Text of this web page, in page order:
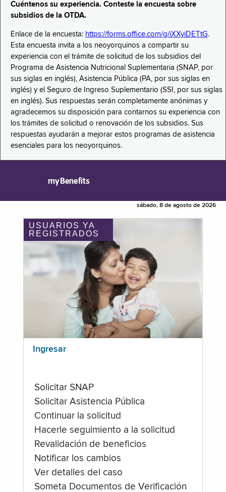
Cuéntenos su experiencia. Conteste la encuesta sobre
subsidios de la OTDA.
Enlace de la encuesta: https://forms.office.com/g/iXXyiDETtG.
Esta encuesta invita a los neoyorquinos a compartir su
experiencia con el trámite de solicitud de los subsidios del
Programa de Asistencia Nutricional Suplementaria (SNAP, por
sus siglas en inglés), Asistencia Pública (PA, por sus siglas en
inglés) y el Seguro de Ingreso Suplementario (SSI, por sus siglas
en inglés). Sus respuestas serán completamente anónimas y
agradecemos su disposición para contarnos su experiencia con
los trámites de solicitud o renovación de los subsidios. Sus
respuestas ayudarán a mejorar estos programas de asistencia
esenciales para los neoyorquinos.
myBenefits
sábado, 8 de agosto de 2026
USUARIOS YA
REGISTRADOS
Ingresar
Solicitar SNAP
Solicitar Asistencia Pública
Continuar la solicitud
Hacerle seguimiento a la solicitud
Revalidación de beneficios
Notificar los cambios
Ver detalles del caso
Someta Documentos de Verificación